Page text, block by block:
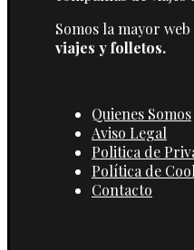
Somos la mayor web
viajes y folletos.
Quienes Somos
Aviso Legal
Politica de
Política de
Contacto